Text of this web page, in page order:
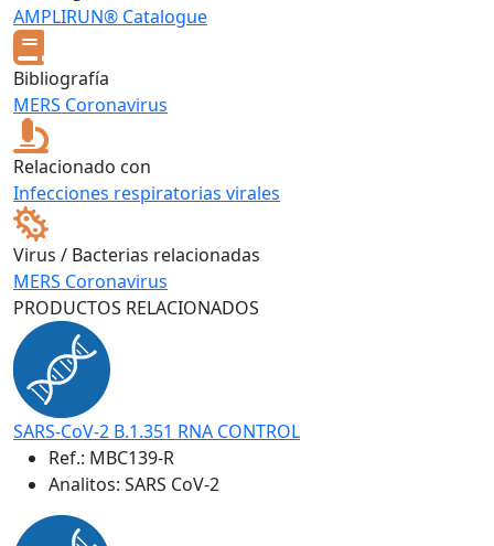
AMPLIRUN® Catalogue
Bibliografía
MERS Coronavirus
Relacionado con
Infecciones respiratorias virales
Virus / Bacterias relacionadas
MERS Coronavirus
PRODUCTOS RELACIONADOS
SARS-CoV-2 B.1.351 RNA CONTROL
Ref.: MBC139-R
Analitos: SARS CoV-2